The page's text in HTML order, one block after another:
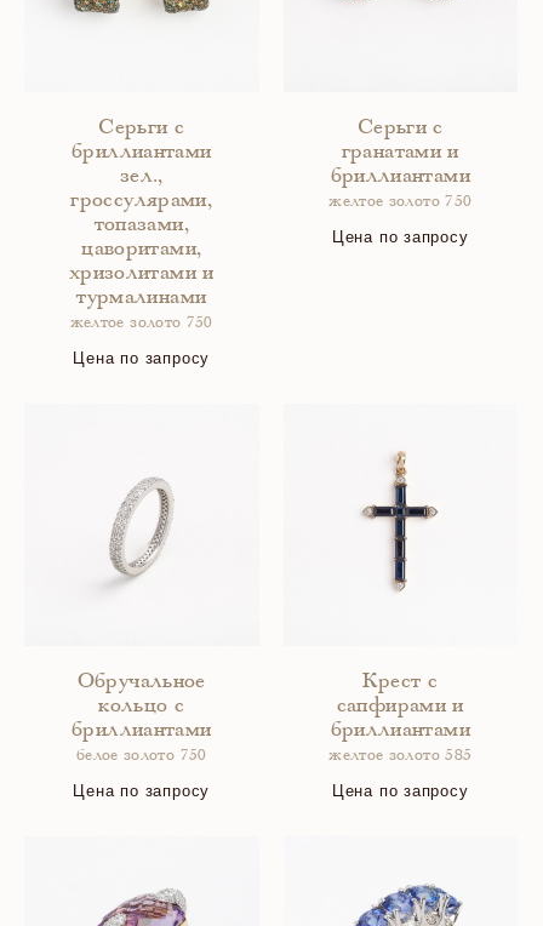
Серьги с
бриллиантами
зел.,
гроссулярами,
топазами,
цаворитами,
хризолитами и
турмалинами
желтое золото 750
Цена по запросу
Серьги с
гранатами и
бриллиантами
желтое золото 750
Цена по запросу
Обручальное
кольцо с
бриллиантами
белое золото 750
Цена по запросу
Крест с
сапфирами и
бриллиантами
желтое золото 585
Цена по запросу